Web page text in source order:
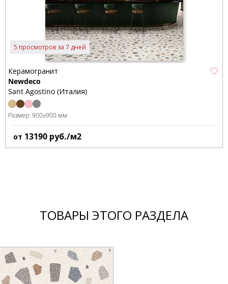
5 просмотров за 7 дней
Керамогранит
Newdeco
Sant Agostino (Италия)
Размер: 900x900 мм
от 13190 руб./м2
ТОВАРЫ ЭТОГО РАЗДЕЛА